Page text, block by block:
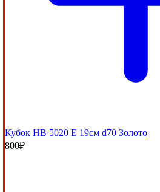
Кубок HB 5020 E 19см d70 Золото
800₽